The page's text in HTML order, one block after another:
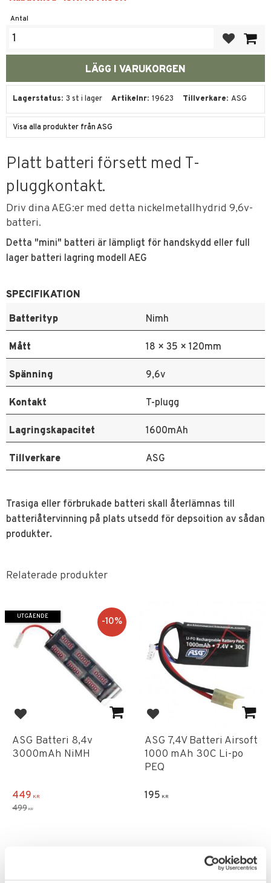
Antal
Lagerstatus 3 st i lager Artikelnr 19623 Tillverkare ASG
Visa alla produkter från ASG
Platt batteri försett med T-
pluggkontakt.
Driv dina AEG:er med detta nickelmetallhydrid 9,6v-
batteri.
Detta "mini" batteri är lämpligt för handskydd eller full
lager batteri lagring modell AEG
SPECIFIKATION
Batterityp
Nimh
Mått 18 × 35 × 120mm
Spänning 9,6v
Kontakt T-plugg
Lagringskapacitet 1600mAh
Tillverkare ASG
Trasiga eller förbrukade batteri skall återlämnas till
batteriåtervinning på plats utsedd för depsoition av sådan
produkter.
Relaterade produkter
Lägg till i favoriter
ASG Batteri 8,4v
3000mAh NiMH
449 KR
499 KR
10%
UTGÅENDE
Lägg till i favoriter
ASG 7,4V Batteri Airsoft
1000 mAh 30C Li-po
PEQ
195 KR